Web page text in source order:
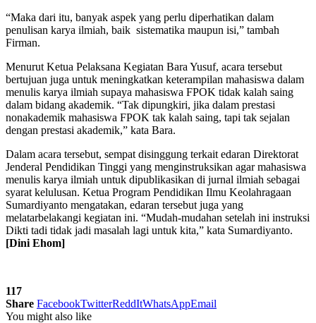
“Maka dari itu, banyak aspek yang perlu diperhatikan dalam
penulisan karya ilmiah, baik sistematika maupun isi,” tambah
Firman.
Menurut Ketua Pelaksana Kegiatan Bara Yusuf, acara tersebut
bertujuan juga untuk meningkatkan keterampilan mahasiswa dalam
menulis karya ilmiah supaya mahasiswa FPOK tidak kalah saing
dalam bidang akademik. “Tak dipungkiri, jika dalam prestasi
nonakademik mahasiswa FPOK tak kalah saing, tapi tak sejalan
dengan prestasi akademik,” kata Bara.
Dalam acara tersebut, sempat disinggung terkait edaran Direktorat
Jenderal Pendidikan Tinggi yang menginstruksikan agar mahasiswa
menulis karya ilmiah untuk dipublikasikan di jurnal ilmiah sebagai
syarat kelulusan. Ketua Program Pendidikan Ilmu Keolahragaan
Sumardiyanto mengatakan, edaran tersebut juga yang
melatarbelakangi kegiatan ini. “Mudah-mudahan setelah ini instruksi
Dikti tadi tidak jadi masalah lagi untuk kita,” kata Sumardiyanto.
[Dini Ehom]
117
Share FacebookTwitterReddItWhatsAppEmail
You might also like